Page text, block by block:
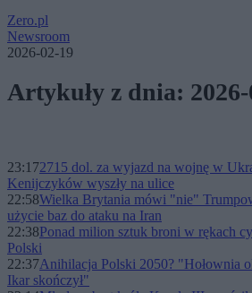
Zero.pl
Newsroom
2026-02-19
Artykuły z dnia: 2026-
23:172715 dol. za wyjazd na wojnę w
Kenijczyków wyszły na ulice
22:58Wielka Brytania mówi "nie"
użycie baz do ataku na Iran
22:38Ponad milion sztuk broni w rękach
Polski
22:37Anihilacja Polski 2050? "Hołownia
Ikar skończył"